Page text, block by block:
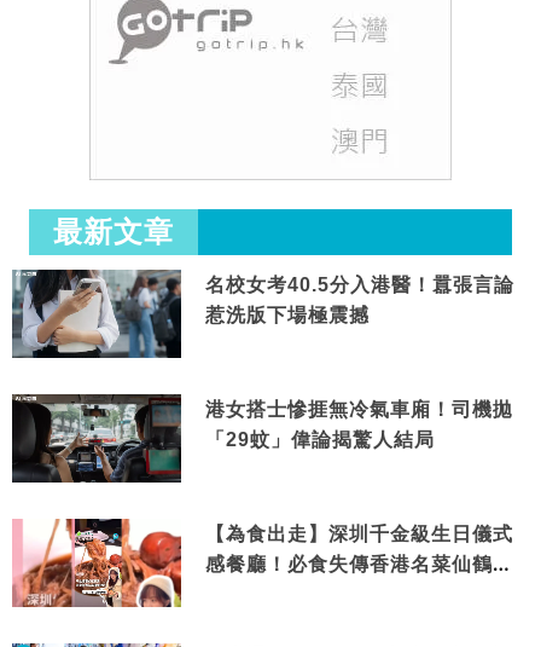
最新文章
名校女考40.5分入港醫！囂張言論
惹洗版下場極震撼
港女搭士慘捱無冷氣車廂！司機拋
「29蚊」偉論揭驚人結局
【為食出走】深圳千金級生日儀式
感餐廳！必食失傳香港名菜仙鶴神